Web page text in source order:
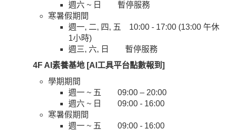
週六 ~ 日 暫停服務
寒暑假期間
週一, 二, 四, 五 10:00 - 17:00 (13:00 午休
1小時)
週三, 六, 日 暫停服務
4F AI素養基地 [AI工具平台點數報到]
學期期間
週一 ~ 五 09:00 – 20:00
週六 ~ 日 09:00 - 16:00
寒暑假期間
週一 ~ 五 09:00 - 16:00